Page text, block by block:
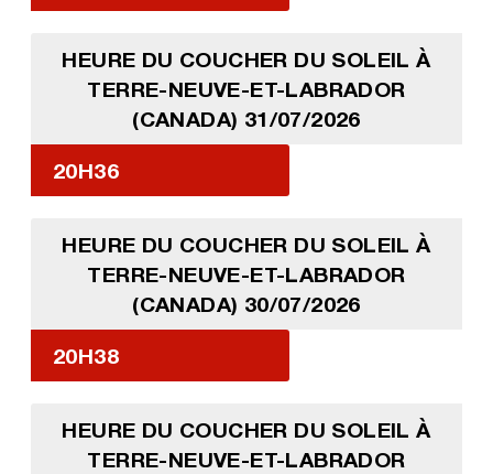
HEURE DU COUCHER DU SOLEIL À
TERRE-NEUVE-ET-LABRADOR
(CANADA) 31/07/2026
20H36
HEURE DU COUCHER DU SOLEIL À
TERRE-NEUVE-ET-LABRADOR
(CANADA) 30/07/2026
20H38
HEURE DU COUCHER DU SOLEIL À
TERRE-NEUVE-ET-LABRADOR